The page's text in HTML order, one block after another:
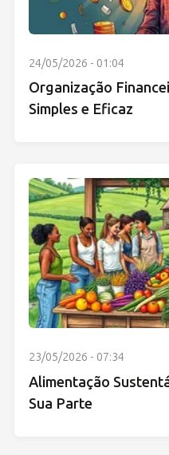
24/05/2026 - 01:04
Organização
Simples e Eficaz
23/05/2026 - 07:34
Alimentação
Sua Parte